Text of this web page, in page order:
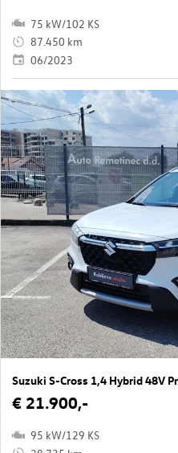
75 kW/102 KS
87.450 km
06/2023
€ 21.900,-
95 kW/129 KS